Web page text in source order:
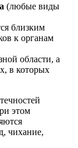
(любые виды
близким
к органам
области, а
в которых
этом
чихание,